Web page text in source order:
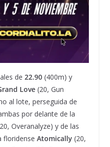
de 22.90(400m) y
Love(20, Gun
al lote, perseguida de
por delante de la
Overanalyze) y de las
floridense Atomically(20,